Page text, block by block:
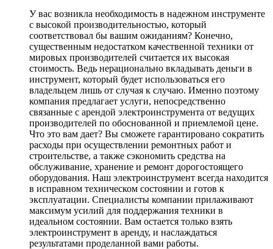
У вас возникла необходимость в надежном инструменте
с высокой производительностью, который
соответствовал бы вашим ожиданиям? Конечно,
существенным недостатком качественной техники от
мировых производителей считается их высокая
стоимость. Ведь нерационально вкладывать деньги в
инструмент, который будет использоваться его
владельцем лишь от случая к случаю. Именно поэтому
компания предлагает услуги, непосредственно
связанные с арендой электроинструмента от ведущих
производителей по обоснованной и приемлемой цене.
Что это вам дает? Вы сможете гарантировано сократить
расходы при осуществлении ремонтных работ и
строительстве, а также сэкономить средства на
обслуживание, хранение и ремонт дорогостоящего
оборудования. Наш электроинструмент всегда находится
в исправном техническом состоянии и готов к
эксплуатации. Специалисты компании прилаживают
максимум усилий для поддержания техники в
идеальном состоянии. Вам остается только взять
электроинструмент в аренду, и наслаждаться
результатами проделанной вами работы.